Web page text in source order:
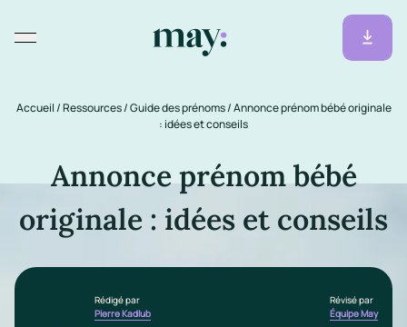
Accueil/Ressources/Guide des prénoms/Annonce prénom bébé originale
: idées et conseils
Annonce prénom bébé
originale : idées et conseils
Rédigé par
Pierre Kadlub
Révisé par
Équipe May